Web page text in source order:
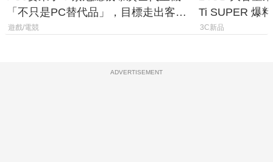
「不只是PC替代品」，目標走出客
廳、進軍電競桌面
遊戲/電競
Ti SUPER 爆
上市時間
3C新品
ADVERTISEMENT